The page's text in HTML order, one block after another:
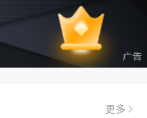
更多